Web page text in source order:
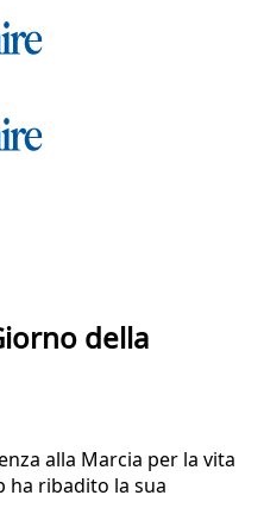
della
alla Marcia per la vita
ha ribadito la sua